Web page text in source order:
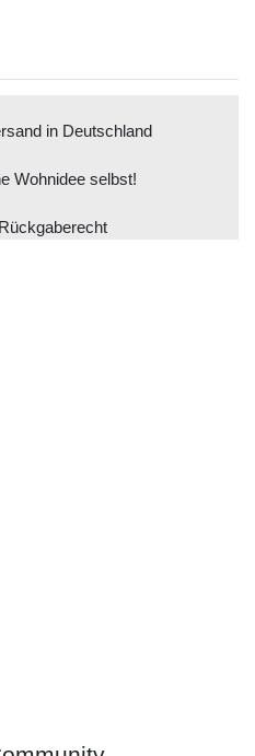
in Deutschland
Wohnidee selbst!